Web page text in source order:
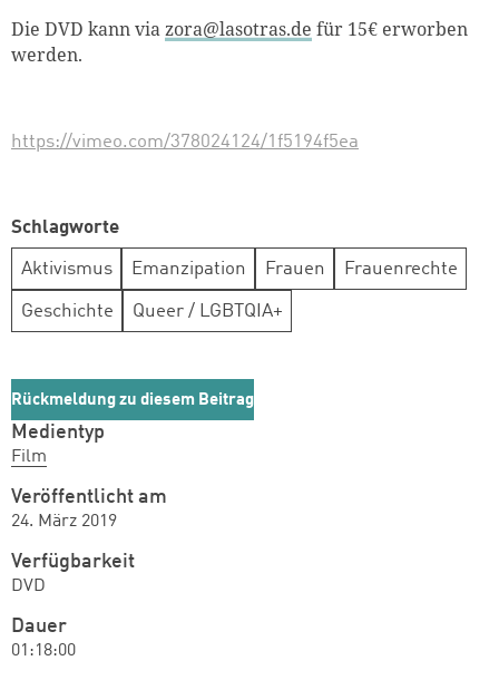
Die DVD kann viazora@lasotras.de für 15€ erworben
werden.
https://vimeo.com/378024124/1f5194f5ea
Schlagworte
Aktivismus Emanzipation Frauen Frauenrechte
Geschichte Queer / LGBTQIA+
Rückmeldung zu diesem Beitrag
Medientyp
Film
Veröffentlicht am
24. März 2019
Verfügbarkeit
DVD
Dauer
01:18:00